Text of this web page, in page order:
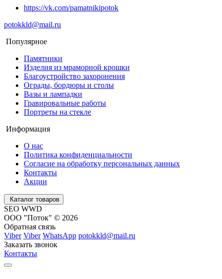
https://vk.com/pamatnikipotok
potokkld@mail.ru
Популярное
Памятники
Изделия из мраморной крошки
Благоустройство захоронения
Ограды, бордюры и столы
Вазы и лампадки
Гравировальные работы
Портреты на стекле
Информация
О нас
Политика конфиденциальности
Согласие на обработку персональных данных
Контакты
Акции
Каталог товаров
SEO WWD
ООО "Поток" © 2026
Обратная связь
Viber Viber WhatsApp potokkld@mail.ru
Заказать звонок
Контакты